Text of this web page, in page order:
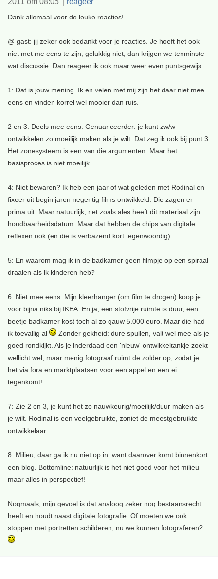
2011 om 08:05 | reageer
Dank allemaal voor de leuke reacties!
@ gast: jij zeker ook bedankt voor je reacties. Je hoeft het ook
niet met me eens te zijn, gelukkig niet, dan krijgen we tenminste
wat discussie. Dan reageer ik ook maar weer even puntsgewijs:
1: Dat is jouw mening. Ik en velen met mij zijn het daar niet mee
eens en vinden korrel wel mooier dan ruis.
2 en 3: Deels mee eens. Genuanceerder: je kunt zw/w
ontwikkelen zo moeilijk maken als je wilt. Dat zeg ik ook bij punt 3.
Het zonesysteem is een van die argumenten. Maar het
basisproces is niet moeilijk.
4: Niet bewaren? Ik heb een jaar of wat geleden met Rodinal en
fixeer uit begin jaren negentig films ontwikkeld. Die zagen er
prima uit. Maar natuurlijk, net zoals ales heeft dit materiaal zijn
houdbaarheidsdatum. Maar dat hebben de chips van digitale
reflexen ook (en die is verbazend kort tegenwoordig).
5: En waarom mag ik in de badkamer geen filmpje op een spiraal
draaien als ik kinderen heb?
6: Niet mee eens. Mijn kleerhanger (om film te drogen) koop je
voor bijna niks bij IKEA. En ja, een stofvrije ruimte is duur, een
beetje badkamer kost toch al zo gauw 5.000 euro. Maar die had
ik toevallig al
Zonder gekheid: dure spullen, valt wel mee als je
goed rondkijkt. Als je inderdaad een 'nieuw' ontwikkeltankje zoekt
wellicht wel, maar menig fotograaf ruimt de zolder op, zodat je
het via fora en marktplaatsen voor een appel en een ei
tegenkomt!
7: Zie 2 en 3, je kunt het zo nauwkeurig/moeilijk/duur maken als
je wilt. Rodinal is een veelgebruikte, zoniet de meestgebruikte
ontwikkelaar.
8: Milieu, daar ga ik nu niet op in, want daarover komt binnenkort
een blog. Bottomline: natuurlijk is het niet goed voor het milieu,
maar alles in perspectief!
Nogmaals, mijn gevoel is dat analoog zeker nog bestaansrecht
heeft en houdt naast digitale fotografie. Of moeten we ook
stoppen met portretten schilderen, nu we kunnen fotograferen?